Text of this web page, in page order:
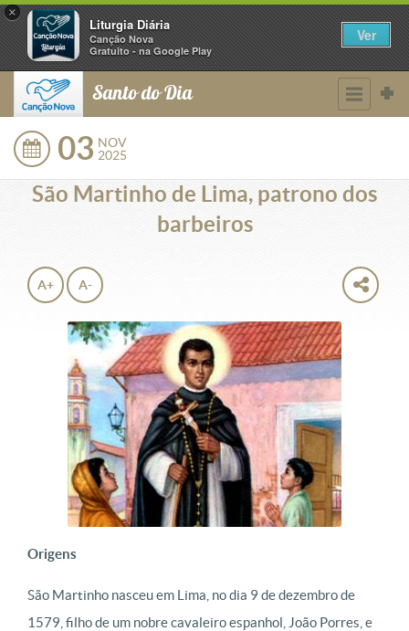
×
Liturgia Diária
Canção Nova
Gratuito - na Google Play
Ver
Santo do Dia
03 NOV
2025
São Martinho de Lima, patrono dos
barbeiros
A+ A-
Origens
São Martinho nasceu em Lima, no dia 9 de dezembro de
1579, filho de um nobre cavaleiro espanhol, João Porres, e